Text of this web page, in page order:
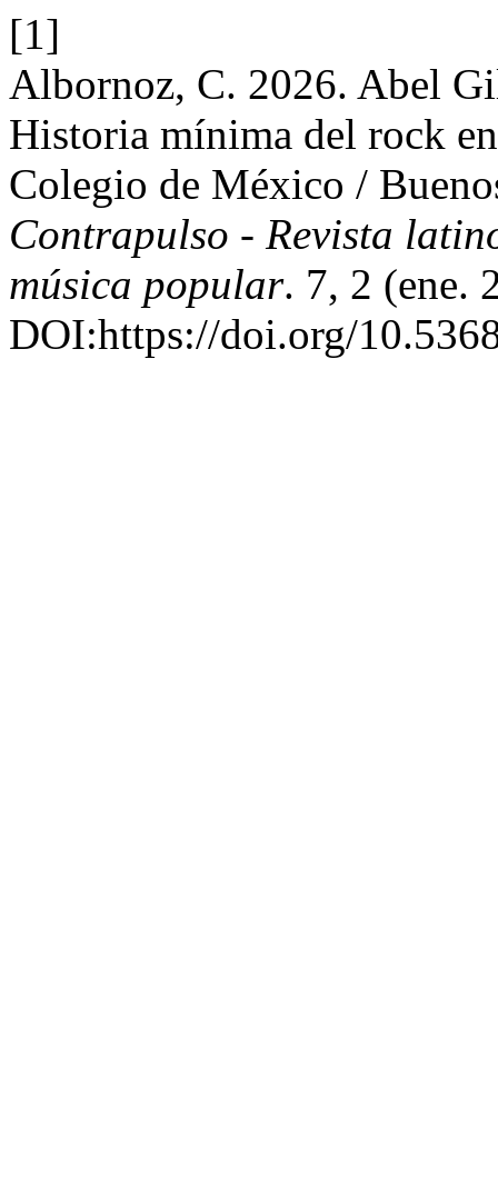
[1]
Albornoz, C. 2026. Abel
Historia mínima del rock
Colegio de México /
Contrapulso - Revista
música popular. 7, 2 (ene.
DOI:https://doi.org/